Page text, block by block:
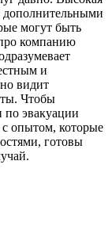
дополнительными
могут быть
компанию
и
видит
Чтобы
по эвакуации
опытом, которые
готовы